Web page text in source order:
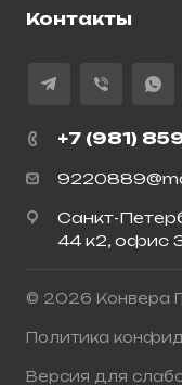
Контакты
+7 (981)
Санкт-
44 к2, офис
© 2026 Конвера
Политика
Версия для